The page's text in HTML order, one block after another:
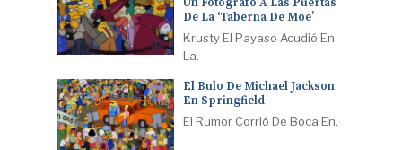
Un Fotógrafo A Las Puertas
De La ‘Taberna De Moe’
Krusty El Payaso Acudió En
La.
El Bulo De Michael Jackson
En Springfield
El Rumor Corrió De Boca En.